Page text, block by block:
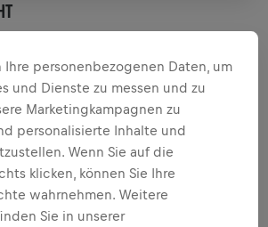
VON $ 0,00 ZIEL
SPENDEN
den Unterschied! 100 % davon
Ihre personenbezogenen Daten, um
und Dienste zu messen und zu
Marketingkampagnen zu
personalisierte Inhalte und
Wenn Sie auf die
klicken, können Sie Ihre
wahrnehmen. Weitere
Sie in unserer